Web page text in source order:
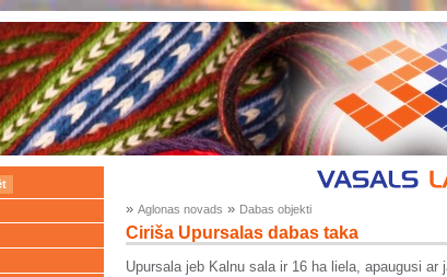
» Aglonas novads » Dabas objekti
Ciriša Upursalas dabas taka
Upursala jeb Kalnu sala ir 16 ha liela, apaugusi